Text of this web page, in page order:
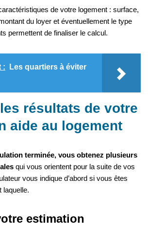
de votre logement : surface,
du loyer et éventuellement le type
permettent de finaliser le calcul.
:
Les quartiers à éviter
résultats de votre
aide au logement
terminée, vous obtenez plusieurs
qui vous orientent pour la suite de vos
vous indique d’abord si vous êtes
laquelle.
estimation